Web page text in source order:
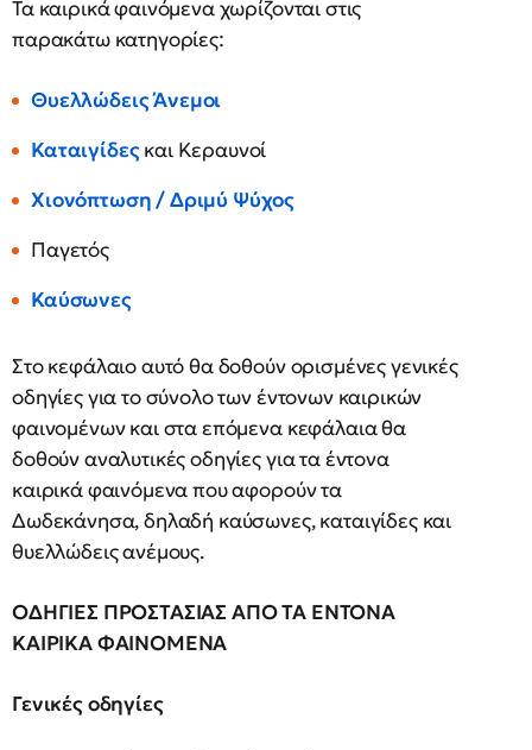
Τα καιρικά φαινόμενα χωρίζονται στις
παρακάτω κατηγορίες:
Θυελλώδεις Άνεμοι
Καταιγίδεςκαι Κεραυνοί
Χιονόπτωση / Δριμύ Ψύχος
Παγετός
Καύσωνες
Στο κεφάλαιο αυτό θα δοθούν ορισμένες γενικές
οδηγίες για το σύνολο των έντονων καιρικών
φαινομένων και στα επόμενα κεφάλαια θα
δοθούν αναλυτικές οδηγίες για τα έντονα
καιρικά φαινόμενα που αφορούν τα
Δωδεκάνησα, δηλαδή καύσωνες, καταιγίδες και
θυελλώδεις ανέμους.
ΟΔΗΓΙΕΣ ΠΡΟΣΤΑΣΙΑΣ ΑΠΟ ΤΑ ΕΝΤΟΝΑ
ΚΑΙΡΙΚΑ ΦΑΙΝΟΜΕΝΑ
Γενικές οδηγίες